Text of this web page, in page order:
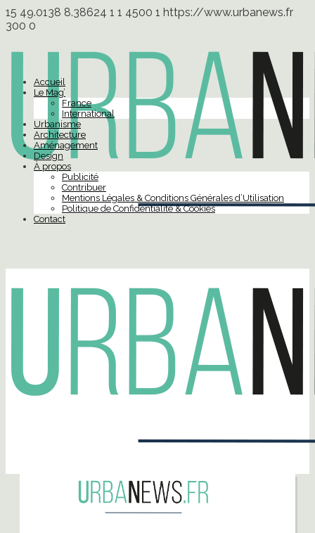
15 49.0138 8.38624 1 1 4500 1 https://www.urbanews.fr
300 0
Accueil
Le Mag’
France
International
Urbanisme
Architecture
Aménagement
Design
À propos
Publicité
Contribuer
Mentions Légales & Conditions Générales d’Utilisation
Politique de Confidentialité & Cookies
Contact